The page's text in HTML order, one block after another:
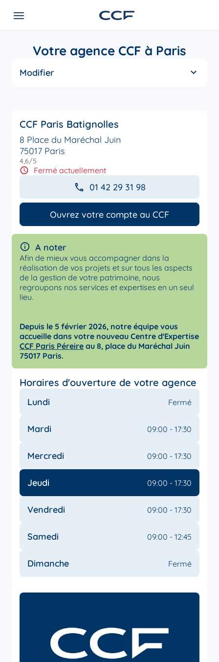
Votre agence CCF à Paris
Modifier
CCF Paris Batignolles
8 Place du Maréchal Juin
75017 Paris
4,6/5
Fermé actuellement
01 42 29 31 98
Ouvrez votre compte au CCF
A noter
Afin de mieux vous accompagner dans la
réalisation de vos projets et sur tous les aspects
de la gestion de votre patrimoine, nous
regroupons nos services et expertises en un seul
lieu.
Depuis le 5 février 2026, notre équipe vous
accueille dans votre nouveau Centre d'Expertise
CCF Paris Péreire au 8, place du Maréchal Juin
75017 Paris.
Horaires d'ouverture de votre agence
Lundi Fermé
Mardi 09:00 - 17:30
Mercredi 09:00 - 17:30
Jeudi 09:00 - 17:30
Vendredi 09:00 - 17:30
Samedi 09:00 - 12:45
Dimanche Fermé